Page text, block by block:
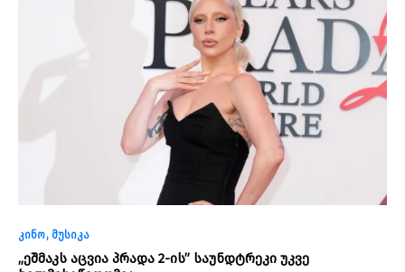
კინო მუსიკა
„ეშმაკს აცვია პრადა 2-ის” საუნდტრეკი უკვე